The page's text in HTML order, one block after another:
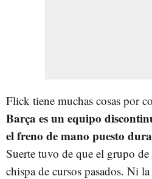
Flick tiene muchas cosas por
Barça es un equipo
el freno de mano puesto
Suerte tuvo de que el grupo
chispa de cursos pasados. Ni